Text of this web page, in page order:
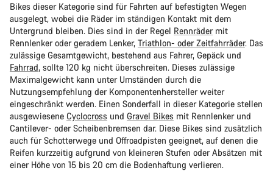
Bikes dieser Kategorie sind für Fahrten auf befestigten Wegen
ausgelegt, wobei die Räder im ständigen Kontakt mit dem
Untergrund bleiben. Dies sind in der Regel Rennrädermit
Rennlenker oder geradem Lenker, Triathlon- oder Zeitfahrräder. Das
zulässige Gesamtgewicht, bestehend aus Fahrer, Gepäck und
Fahrrad, sollte 120 kg nicht überschreiten. Dieses zulässige
Maximalgewicht kann unter Umständen durch die
Nutzungsempfehlung der Komponentenhersteller weiter
eingeschränkt werden. Einen Sonderfall in dieser Kategorie stellen
ausgewiesene Cyclocross und Gravel Bikes mit Rennlenker und
Cantilever- oder Scheibenbremsen dar. Diese Bikes sind zusätzlich
auch für Schotterwege und Offroadpisten geeignet, auf denen die
Reifen kurzzeitig aufgrund von kleineren Stufen oder Absätzen mit
einer Höhe von 15 bis 20 cm die Bodenhaftung verlieren.